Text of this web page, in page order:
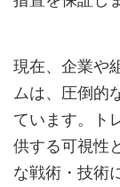
現在、企業や
ムは、圧倒的
ています。ト
供する可視性
な戦術・技術